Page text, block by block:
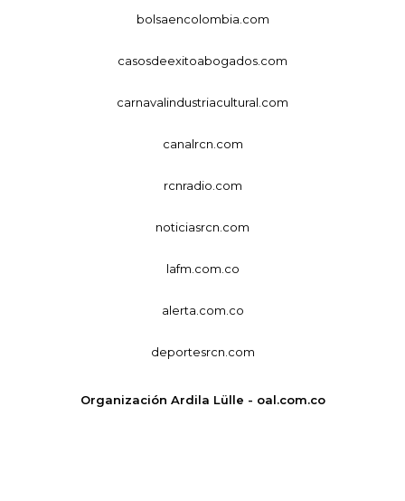
bolsaencolombia.com
casosdeexitoabogados.com
carnavalindustriacultural.com
canalrcn.com
rcnradio.com
noticiasrcn.com
lafm.com.co
alerta.com.co
deportesrcn.com
Organización Ardila Lülle - oal.com.co